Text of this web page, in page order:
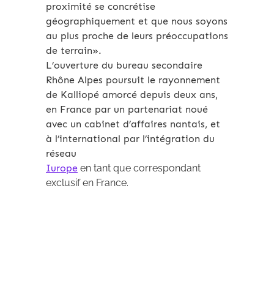
proximité se concrétise
géographiquement et que nous soyons
au plus proche de leurs préoccupations
de terrain».
L’ouverture du bureau secondaire
Rhône Alpes poursuit le rayonnement
de Kalliopé amorcé depuis deux ans,
en France par un partenariat noué
avec un cabinet d’affaires nantais, et
à l’international par l’intégration du
réseau
Iurope en tant que correspondant
exclusif en France.